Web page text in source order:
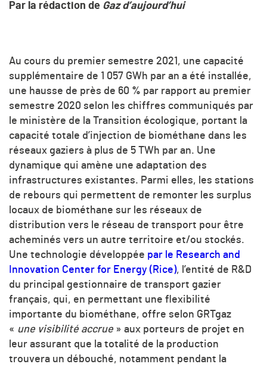
Par la rédaction de Gaz d’aujourd’hui
Au cours du premier semestre 2021, une capacité
supplémentaire de 1 057 GWh par an a été installée,
une hausse de près de 60 % par rapport au premier
semestre 2020 selon les chiffres communiqués par
le ministère de la Transition écologique, portant la
capacité totale d’injection de biométhane dans les
réseaux gaziers à plus de 5 TWh par an. Une
dynamique qui amène une adaptation des
infrastructures existantes. Parmi elles, les stations
de rebours qui permettent de remonter les surplus
locaux de biométhane sur les réseaux de
distribution vers le réseau de transport pour être
acheminés vers un autre territoire et/ou stockés.
Une technologie développée par le Research and
Innovation Center for Energy (Rice), l’entité de R&D
du principal gestionnaire de transport gazier
français, qui, en permettant une flexibilité
importante du biométhane, offre selon GRTgaz
« une visibilité accrue » aux porteurs de projet en
leur assurant que la totalité de la production
trouvera un débouché, notamment pendant la